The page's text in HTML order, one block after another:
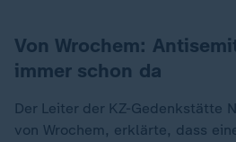
Von Wrochem:
immer schon da
Der Leiter der KZ-Gedenkstätte
von Wrochem, erklärte, dass